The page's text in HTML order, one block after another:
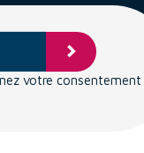
votre consentement